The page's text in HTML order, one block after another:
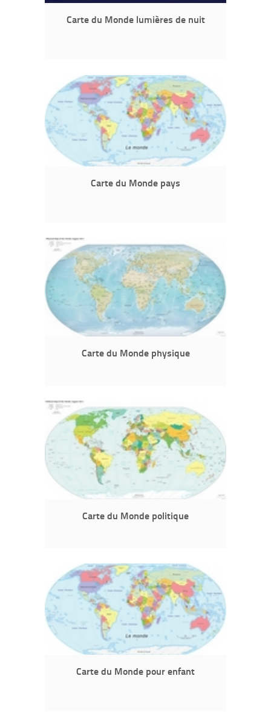
Carte du Monde lumières de nuit
Carte du Monde pays
Carte du Monde physique
Carte du Monde politique
Carte du Monde pour enfant